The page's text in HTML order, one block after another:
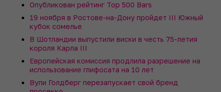
Опубликован рейтинг Top 500 Bars
19 ноября в Ростове-на-Дону пройдет III Южный
кубок сомелье
В Шотландии выпустили виски в честь 75-летия
короля Карла III
Европейская комиссия продлила разрешение на
использование глифосата на 10 лет
Вупи Голдберг перезапускает свой бренд